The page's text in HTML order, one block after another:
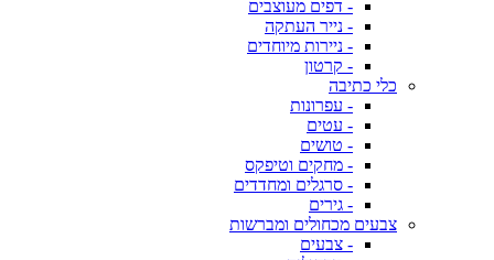
- דפים מעוצבים
- נייר העתקה
- ניירות מיוחדים
- קרטון
כלי כתיבה
- עפרונות
- עטים
- טושים
- מחקים וטיפקס
- סרגלים ומחדדים
- גירים
צבעים מכחולים ומברשות
- צבעים